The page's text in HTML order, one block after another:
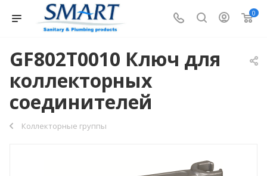
0
GF802T0010 Ключ для
коллекторных
соединителей
Коллекторные группы